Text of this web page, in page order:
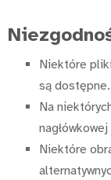
Niektóre
są dostępne.
Na
nagłówkowej
Niektóre